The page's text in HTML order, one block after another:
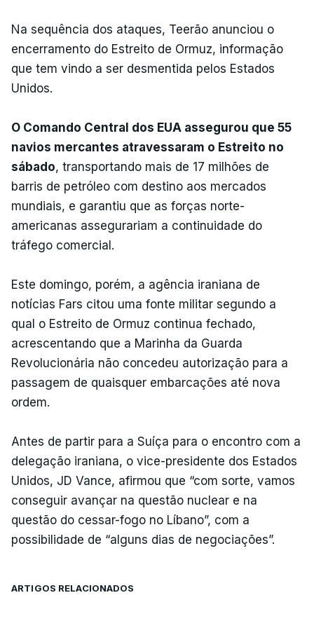
Na sequência dos ataques, Teerão anunciou o
encerramento do Estreito de Ormuz, informação
que tem vindo a ser desmentida pelos Estados
Unidos.
O Comando Central dos EUA assegurou que 55
navios mercantes atravessaram o Estreito no
sábado, transportando mais de 17 milhões de
barris de petróleo com destino aos mercados
mundiais, e garantiu que as forças norte-
americanas assegurariam a continuidade do
tráfego comercial.
Este domingo, porém, a agência iraniana de
notícias Fars citou uma fonte militar segundo a
qual o Estreito de Ormuz continua fechado,
acrescentando que a Marinha da Guarda
Revolucionária não concedeu autorização para a
passagem de quaisquer embarcações até nova
ordem.
Antes de partir para a Suíça para o encontro com a
delegação iraniana, o vice-presidente dos Estados
Unidos, JD Vance, afirmou que “com sorte, vamos
conseguir avançar na questão nuclear e na
questão do cessar-fogo no Líbano”, com a
possibilidade de “alguns dias de negociações”.
ARTIGOS RELACIONADOS